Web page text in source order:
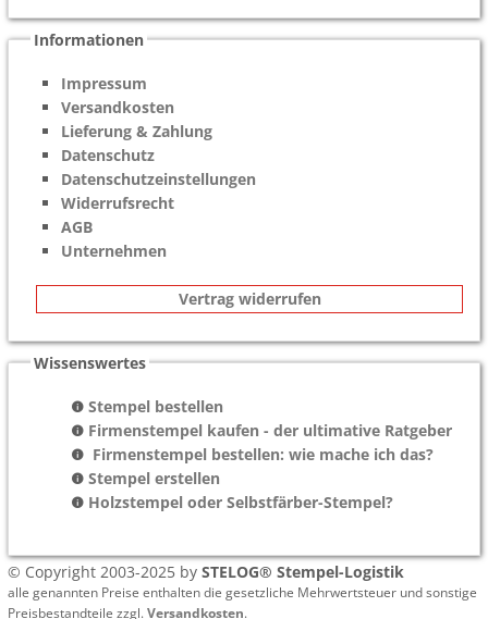
Informationen
Impressum
Versandkosten
Lieferung & Zahlung
Datenschutz
Datenschutzeinstellungen
Widerrufsrecht
AGB
Unternehmen
Vertrag widerrufen
Wissenswertes
Stempel bestellen
Firmenstempel kaufen - der ultimative Ratgeber
Firmenstempel bestellen: wie mache ich das?
Stempel erstellen
Holzstempel oder Selbstfärber-Stempel?
© Copyright 2003-2025 bySTELOG® Stempel-Logistik
alle genannten Preise enthalten die gesetzliche Mehrwertsteuer und sonstige
Preisbestandteile zzgl.Versandkosten.